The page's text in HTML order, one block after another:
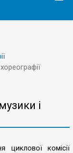
і
циклової комісії